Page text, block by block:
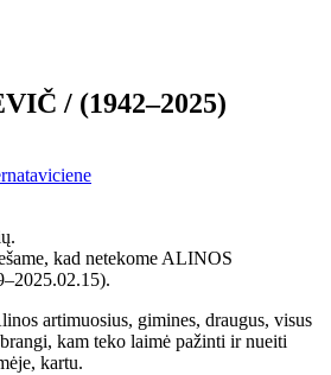
/ (1942–2025)
kad netekome ALINOS
artimuosius, gimines, draugus, visus
kam teko laimė pažinti ir nueiti
kartu.